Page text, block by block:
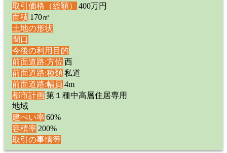
取引価格（総額）
400万円
面積 170㎡
土地の形状
間口
今後の利用目的
前面道路:方位 西
前面道路:種類 私道
前面道路:幅員 4m
都市計画 第１種中高層住居専用
地域
建ぺい率60%
容積率200%
取引の事情等